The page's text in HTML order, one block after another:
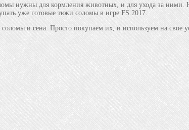
нужны для кормления животных, и для ухода за ними.
уже готовые тюки соломы в игре FS 2017.
и сена. Просто покупаем их, и используем на свое